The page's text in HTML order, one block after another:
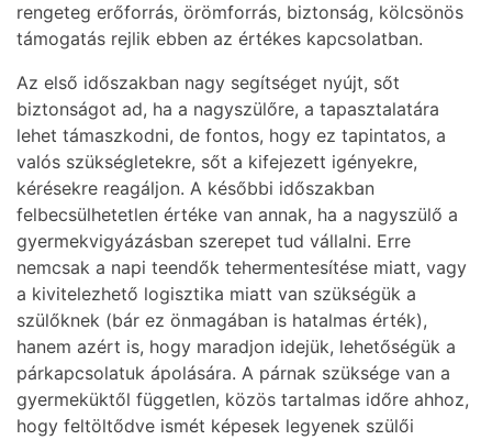
rengeteg erőforrás, örömforrás, biztonság, kölcsönös
támogatás rejlik ebben az értékes kapcsolatban.
Az első időszakban nagy segítséget nyújt, sőt
biztonságot ad, ha a nagyszülőre, a tapasztalatára
lehet támaszkodni, de fontos, hogy ez tapintatos, a
valós szükségletekre, sőt a kifejezett igényekre,
kérésekre reagáljon. A későbbi időszakban
felbecsülhetetlen értéke van annak, ha a nagyszülő a
gyermekvigyázásban szerepet tud vállalni. Erre
nemcsak a napi teendők tehermentesítése miatt, vagy
a kivitelezhető logisztika miatt van szükségük a
szülőknek (bár ez önmagában is hatalmas érték),
hanem azért is, hogy maradjon idejük, lehetőségük a
párkapcsolatuk ápolására. A párnak szüksége van a
gyermeküktől független, közös tartalmas időre ahhoz,
hogy feltöltődve ismét képesek legyenek szülői